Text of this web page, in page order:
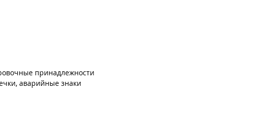
принадлежности
аварийные знаки